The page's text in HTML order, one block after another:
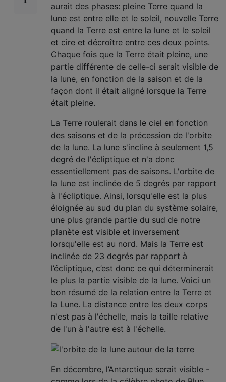
aurait des phases: pleine Terre quand la
lune est entre elle et le soleil, nouvelle Terre
quand la Terre est entre la lune et le soleil
et cire et décroître entre ces deux points.
Chaque fois que la Terre était pleine, une
partie différente de celle-ci serait visible de
la lune, en fonction de la saison et de la
façon dont il était aligné lorsque la Terre
était pleine.
La Terre roulerait dans le ciel en fonction
des saisons et de la précession de l'orbite
de la lune. La lune s'incline à seulement 1,5
degré de l'écliptique et n'a donc
essentiellement pas de saisons. L'orbite de
la lune est inclinée de 5 degrés par rapport
à l'écliptique. Ainsi, lorsqu'elle est la plus
éloignée au sud du plan du système solaire,
une plus grande partie du sud de notre
planète est visible et inversement
lorsqu'elle est au nord. Mais la Terre est
inclinée de 23 degrés par rapport à
l’écliptique, c’est donc ce qui déterminerait
le plus la partie visible de la lune. Voici un
bon résumé de la relation entre la Terre et
la Lune. La distance entre les deux corps
n'est pas à l'échelle, mais la taille relative
de l'un à l'autre est à l'échelle.
En décembre, l’Antarctique serait visible -